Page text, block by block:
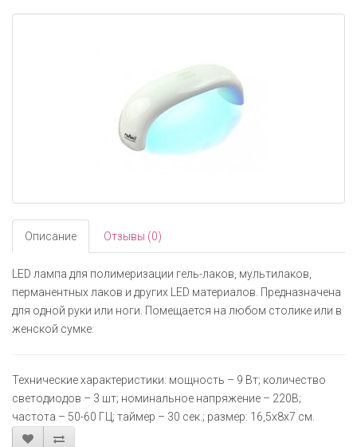
Описание Отзывы (0)
LED лампа для полимеризации гель-лаков, мультилаков,
перманентных лаков и других LED материалов. Предназначена
для одной руки или ноги. Помещается на любом столике или в
женской сумке.
Технические характеристики: мощность – 9 Вт; количество
светодиодов – 3 шт; номинальное напряжение – 220В;
частота – 50-60 ГЦ; таймер – 30 сек.; размер: 16,5х8х7 см.